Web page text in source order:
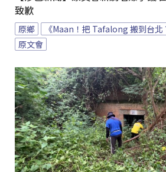
致歉
原鄉 《Maan！把 Tafalong 搬到台北
原文會